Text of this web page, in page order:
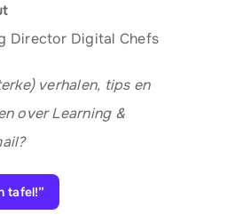
Director Digital Chefs
verhalen, tips en
over Learning &
tafel!”